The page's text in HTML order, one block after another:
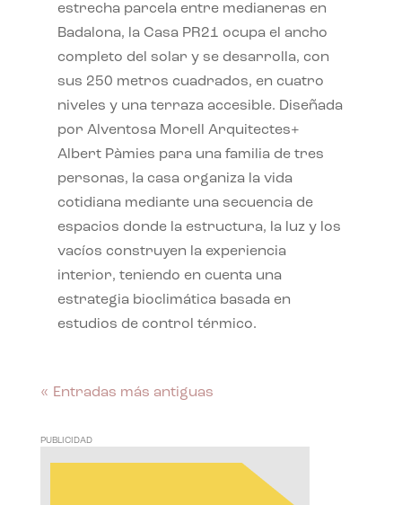
estrecha parcela entre medianeras en
Badalona, la Casa PR21 ocupa el ancho
completo del solar y se desarrolla, con
sus 250 metros cuadrados, en cuatro
niveles y una terraza accesible. Diseñada
por Alventosa Morell Arquitectes+
Albert Pàmies para una familia de tres
personas, la casa organiza la vida
cotidiana mediante una secuencia de
espacios donde la estructura, la luz y los
vacíos construyen la experiencia
interior, teniendo en cuenta una
estrategia bioclimática basada en
estudios de control térmico.
« Entradas más antiguas
PUBLICIDAD